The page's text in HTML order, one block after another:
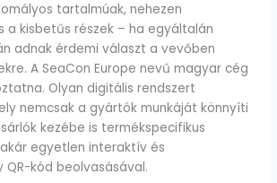
tartalmúak, nehezen
a kisbetűs részek – ha egyáltalán
adnak érdemi választ a vevőben
A SeaCon Europe nevű magyar cég
Olyan digitális rendszert
nemcsak a gyártók munkáját könnyíti
kezébe is termékspecifikus
egyetlen interaktív és
QR-kód beolvasásával.